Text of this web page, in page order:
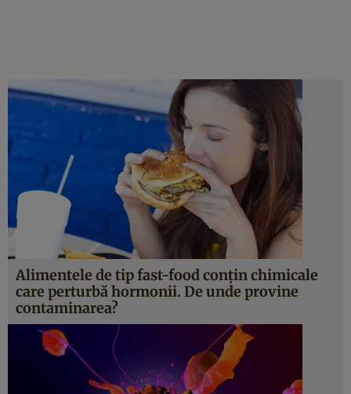
Alimentele de tip fast-food conțin chimicale
care perturbă hormonii. De unde provine
contaminarea?